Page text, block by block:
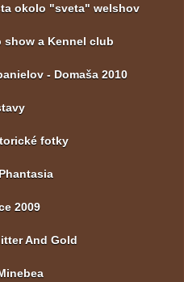
okolo "sveta" welshov
show a Kennel club
- Domaša 2010
fotky
2009
And Gold